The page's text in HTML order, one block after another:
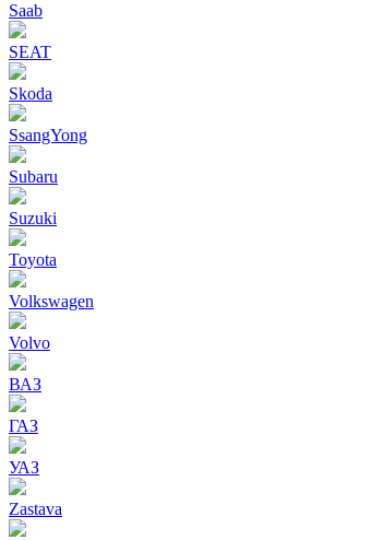
Saab
SEAT
Skoda
SsangYong
Subaru
Suzuki
Toyota
Volkswagen
Volvo
ВАЗ
ГАЗ
УАЗ
Zastava